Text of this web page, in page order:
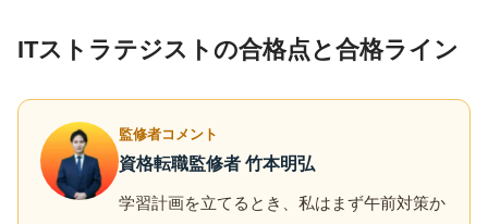
ITストラテジストの合格点と合格ライン
監修者コメント
資格転職監修者 竹本明弘
学習計画を立てるとき、私はまず午前対策か